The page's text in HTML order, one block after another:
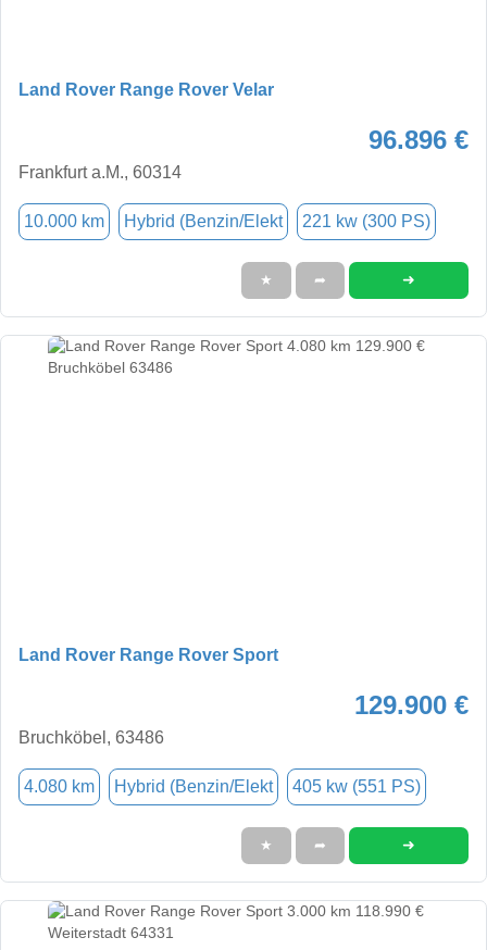
Land Rover Range Rover Velar
96.896 €
Frankfurt a.M., 60314
10.000 km Hybrid (Benzin/Elekt 221 kw (300 PS)
★ ➦ ➜
Land Rover Range Rover Sport
129.900 €
Bruchköbel, 63486
4.080 km Hybrid (Benzin/Elekt 405 kw (551 PS)
★ ➦ ➜